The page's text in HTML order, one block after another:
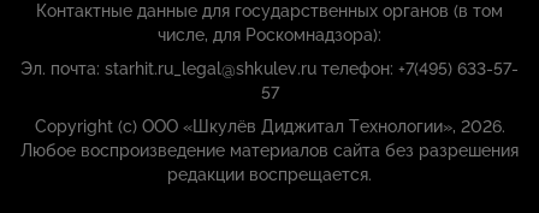
Контактные данные для государственных органов (в том
числе, для Роскомнадзора):
Эл. почта: starhit.ru_legal@shkulev.ru телефон: +7(495) 633-57-
57
Copyright (с) ООО «Шкулёв Диджитал Технологии», 2026.
Любое воспроизведение материалов сайта без разрешения
редакции воспрещается.